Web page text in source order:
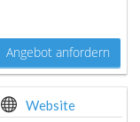
Angebot anfordern
Website